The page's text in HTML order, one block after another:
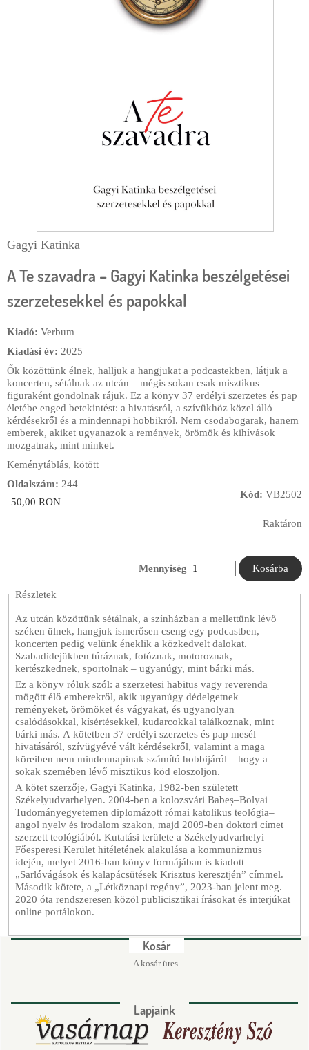
Gagyi Katinka
A Te szavadra – Gagyi Katinka beszélgetései
szerzetesekkel és papokkal
Kiadó: Verbum
Kiadási év: 2025
Ők közöttünk élnek, halljuk a hangjukat a podcastekben, látjuk a
koncerten, sétálnak az utcán – mégis sokan csak misztikus
figuraként gondolnak rájuk. Ez a könyv 37 erdélyi szerzetes és pap
életébe enged betekintést: a hivatásról, a szívükhöz közel álló
kérdésekről és a mindennapi hobbikról. Nem csodabogarak, hanem
emberek, akiket ugyanazok a remények, örömök és kihívások
mozgatnak, mint minket.
Keménytáblás, kötött
Oldalszám: 244
50,00 RON
Raktáron
Kód: VB2502
Mennyiség
Részletek
Az utcán közöttünk sétálnak, a színházban a mellettünk lévő
széken ülnek, hangjuk ismerősen cseng egy podcastben,
koncerten pedig velünk éneklik a közkedvelt dalokat.
Szabadidejükben túráznak, fotóznak, motoroznak,
kertészkednek, sportolnak – ugyanúgy, mint bárki más.
Ez a könyv róluk szól: a szerzetesi habitus vagy reverenda
mögött élő emberekről, akik ugyanúgy dédelgetnek
reményeket, örömöket és vágyakat, és ugyanolyan
csalódásokkal, kísértésekkel, kudarcokkal találkoznak, mint
bárki más. A kötetben 37 erdélyi szerzetes és pap mesél
hivatásáról, szívügyévé vált kérdésekről, valamint a maga
köreiben nem mindennapinak számító hobbijáról – hogy a
sokak szemében lévő misztikus köd eloszoljon.
A kötet szerzője, Gagyi Katinka, 1982-ben született
Székelyudvarhelyen. 2004-ben a kolozsvári Babeș–Bolyai
Tudományegyetemen diplomázott római katolikus teológia–
angol nyelv és irodalom szakon, majd 2009-ben doktori címet
szerzett teológiából. Kutatási területe a Székelyudvarhelyi
Főesperesi Kerület hitéletének alakulása a kommunizmus
idején, melyet 2016-ban könyv formájában is kiadott
„Sarlóvágások és kalapácsütések Krisztus keresztjén” címmel.
Második kötete, a „Létköznapi regény”, 2023-ban jelent meg.
2020 óta rendszeresen közöl publicisztikai írásokat és interjúkat
online portálokon.
Kosár
A kosár üres.
Lapjaink